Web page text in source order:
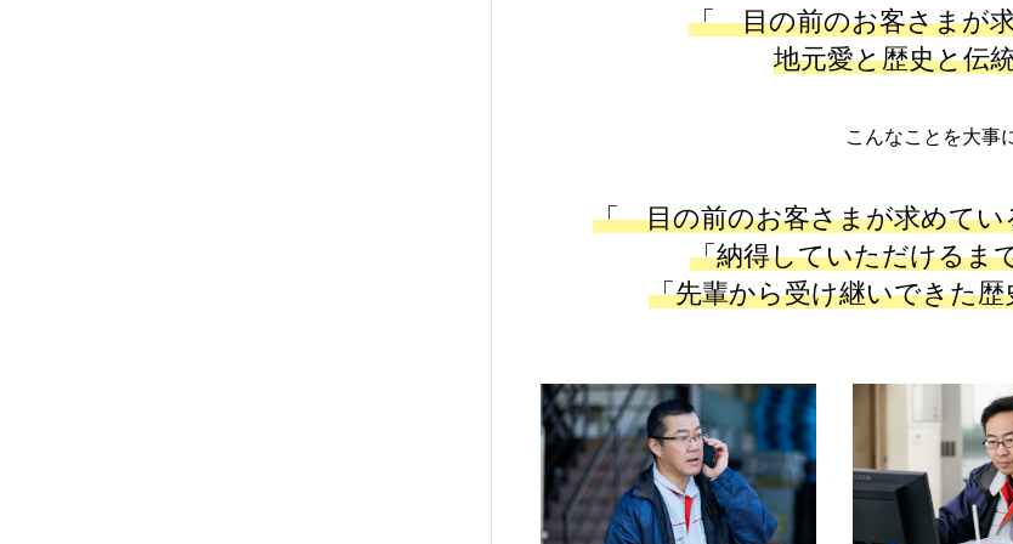
「目の前のお客さまが
地元愛と歴史と伝
こんなことを大事
「目の前のお客さまが求めて
「納得していただける
「先輩から受け継いできた